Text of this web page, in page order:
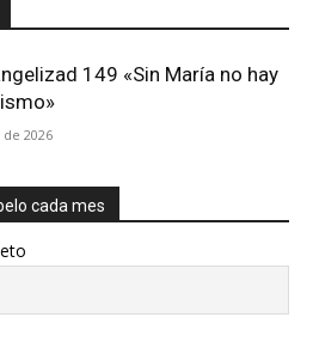
149 «Sin María no hay
2026
cada mes